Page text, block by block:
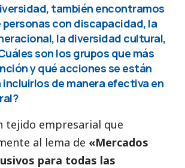
también encontramos
personas con discapacidad, la
la diversidad cultural,
son los grupos que más
y qué acciones se están
de manera efectiva en
tejido empresarial que
al lema de «Mercados
para todas las